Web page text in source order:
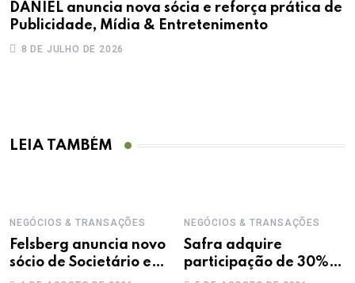
DANIEL anuncia nova sócia e reforça prática de
Publicidade, Mídia & Entretenimento
8 DE JULHO DE 2026
LEIA TAMBÉM
NEGÓCIOS & TRANSAÇÕES
Felsberg anuncia novo
sócio de Societário e
M&A
NEGÓCIOS & TRANSAÇÕES
Safra adquire
participação de 30%
na Treecorp